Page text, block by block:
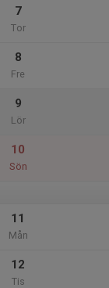
7
Tor
8
Fre
9
Lör
10
Sön
11
Mån
12
Tis